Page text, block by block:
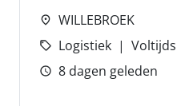
WILLEBROEK
Logistiek
Voltijds
8 dagen geleden